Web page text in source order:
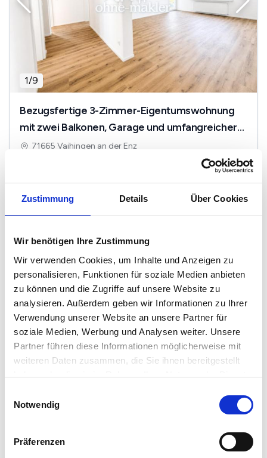
Zustimmung Details Über Cookies
Wir benötigen Ihre Zustimmung
Wir verwenden Cookies, um Inhalte und Anzeigen zu
personalisieren, Funktionen für soziale Medien anbieten
zu können und die Zugriffe auf unsere Website zu
analysieren. Außerdem geben wir Informationen zu Ihrer
Verwendung unserer Website an unsere Partner für
soziale Medien, Werbung und Analysen weiter. Unsere
Partner führen diese Informationen möglicherweise mit
weiteren Daten zusammen, die Sie ihnen bereitgestellt
haben oder die sie im Rahmen Ihrer Nutzung der Dienste
Notwendig
Präferenzen
1/9
Bezugsfertige 3-Zimmer-Eigentumswohnung
mit zwei Balkonen, Garage und umfangreicher
Modernisierung
71665 Vaihingen an der Enz
Balkon/Terasse ...